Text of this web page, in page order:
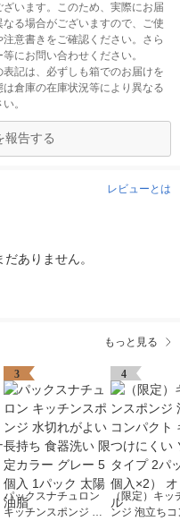
います。このため、実際にお届
る場合がございますので、ご使
意書きをご確認ください。さら
にお問い合わせください。
記は、必ずしも箱でのお届けを
倉庫の在庫状況等により異なる
。
報告する
レビューとは
ありません。
もっと見る
3
パックスナチュロン
キッチンスポンジ 水
4
（限定）キッ
ンジ 泡立ち